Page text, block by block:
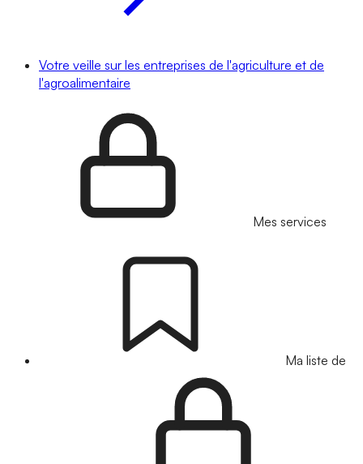
Votre veille sur les entreprises de l'agriculture et de
l'agroalimentaire
Mes services
Ma liste de